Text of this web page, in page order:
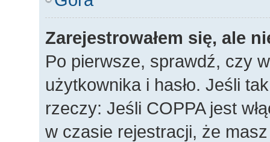
Zarejestrowałem się, ale
Po pierwsze, sprawdź, czy
użytkownika i hasło. Jeśli
rzeczy: Jeśli COPPA jest
w czasie rejestracji, że